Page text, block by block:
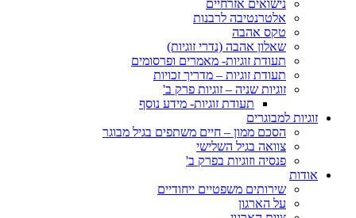
נישואים אזרחיים
אלטרנטיבה לרבנות
טקס אהבה
שאלון אהבה (נדרי זוגיות)
תעודת זוגיות- מאמרים ופרסומים
תעודת זוגיות – מדריך זכויות
זוגיות שניה – זוגיות פרק ב'
תעודת זוגיות- מידע נוסף
זוגיות למבוגרים
הסכם ממון – חיים משתפים בגיל מבוגר
צוואה בגיל השלישי
פנסיה וזוגיות בפרק ב'
אודות
שירותים משפטיים ייחודיים
על הארגון